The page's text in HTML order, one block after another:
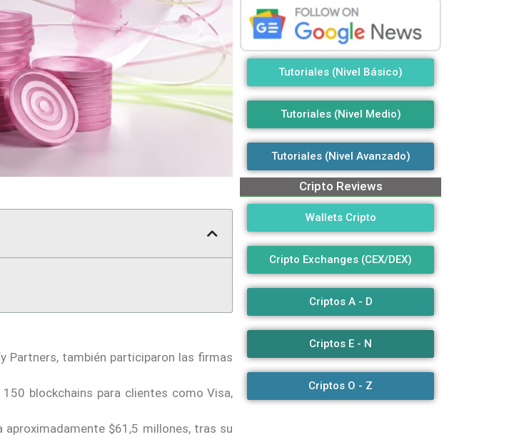
Partners, también participaron las firmas
blockchains para clientes como Visa,
$61,5 millones, tras su
Tutoriales (Nivel Básico)
Tutoriales (Nivel Medio)
Tutoriales (Nivel Avanzado)
Cripto Reviews
Wallets Cripto
Cripto Exchanges (CEX/DEX)
Criptos A - D
Criptos E - N
Criptos O - Z